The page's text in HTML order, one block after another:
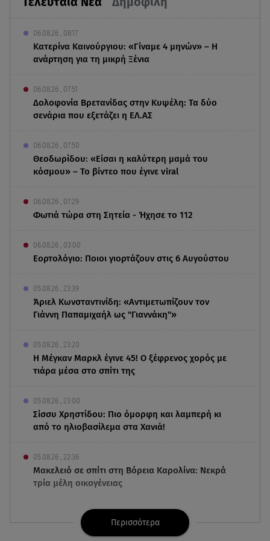
06.08.26 , 08:17
Κατερίνα Καινούργιου: «Γίναμε 4 μηνών» – Η
ανάρτηση για τη μικρή Ξένια
06.08.26 , 07:51
Δολοφονία Βρετανίδας στην Κυψέλη: Τα δύο
σενάρια που εξετάζει η ΕΛ.ΑΣ
06.08.26 , 07:50
Θεοδωρίδου: «Είσαι η καλύτερη μαμά του
κόσμου» – Το βίντεο που έγινε viral
06.08.26 , 07:29
Φωτιά τώρα στη Σητεία - Ήχησε το 112
06.08.26 , 03:00
Εορτολόγιο: Ποιοι γιορτάζουν στις 6 Αυγούστου
05.08.26 , 23:39
Άριελ Κωνσταντινίδη: «Αντιμετωπίζουν τον
Γιάννη Παπαμιχαήλ ως "Γιαννάκη"»
05.08.26 , 23:20
Η Μέγκαν Μαρκλ έγινε 45! Ο ξέφρενος χορός με
τιάρα μέσα στο σπίτι της
05.08.26 , 23:00
Σίσσυ Χρηστίδου: Πιο όμορφη και λαμπερή κι
από το ηλιοβασίλεμα στα Χανιά!
05.08.26 , 22:36
Μακελειό σε σπίτι στη Βόρεια Καρολίνα: Νεκρά
τρία μέλη οικογένειας
Αλεξάνδρα Νίκα: Η... χρυσή ώρα στο σκάφος με
Περισσότερα